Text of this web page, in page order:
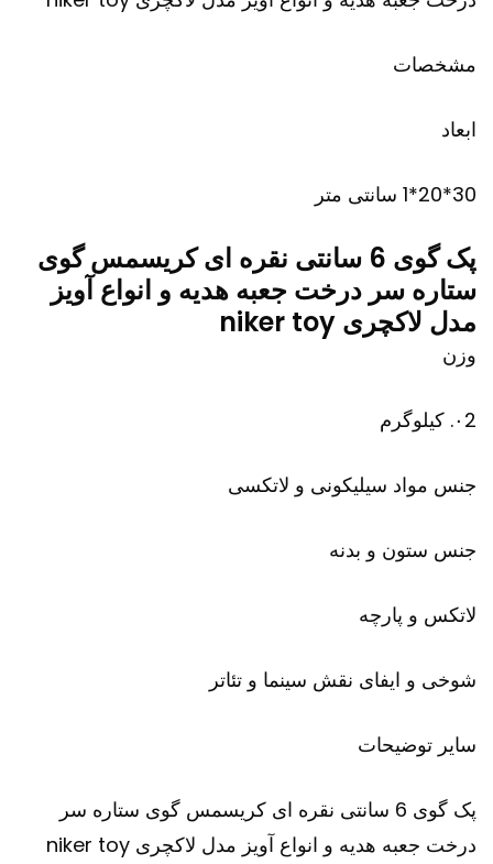
مشخصات
ابعاد
30*20*1 سانتی متر
پک گوی 6 سانتی نقره ای کریسمس گوی
ستاره سر درخت جعبه هدیه و انواع آویز
مدل لاکچری niker toy
وزن
۰2. کیلوگرم
جنس مواد سیلیکونی و لاتکسی
جنس ستون و بدنه
لاتکس و پارچه
شوخی و ایفای نقش سینما و تئاتر
سایر توضیحات
پک گوی 6 سانتی نقره ای کریسمس گوی ستاره سر
درخت جعبه هدیه و انواع آویز مدل لاکچری niker toy